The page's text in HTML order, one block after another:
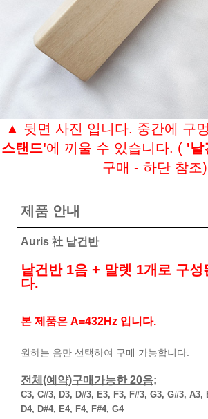
▲ 뒷면 사진 입니다. 중간에 구
스탠드'에 끼울 수 있습니다. ( '낱
구매 - 하단 참조)
제품 안내
Auris 社 낱건반
낱건반 1음 + 말렛 1개로 구성
다.
본 제품은 A=432Hz 입니다.
원하는 음만 선택하여 구매 가능합니다.
전체(예약)구매가능한 20음;
C3, C#3, D3, D#3, E3, F3, F#3, G3, G#3, A3,
D4, D#4, E4, F4, F#4, G4